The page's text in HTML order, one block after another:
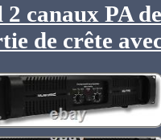
canaux PA
de crête